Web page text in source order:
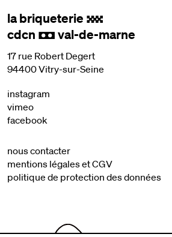
la briqueterie .
cdcn , val-de-marne
17 rue Robert Degert
94400 Vitry-sur-Seine
instagram
vimeo
facebook
nous contacter
mentions légales et CGV
politique de protection des données